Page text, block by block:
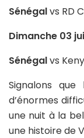
Sénégalvs RD
Dimanche 03
Sénégalvs
Signalons
d’énormes
une nuit à la
une histoire de